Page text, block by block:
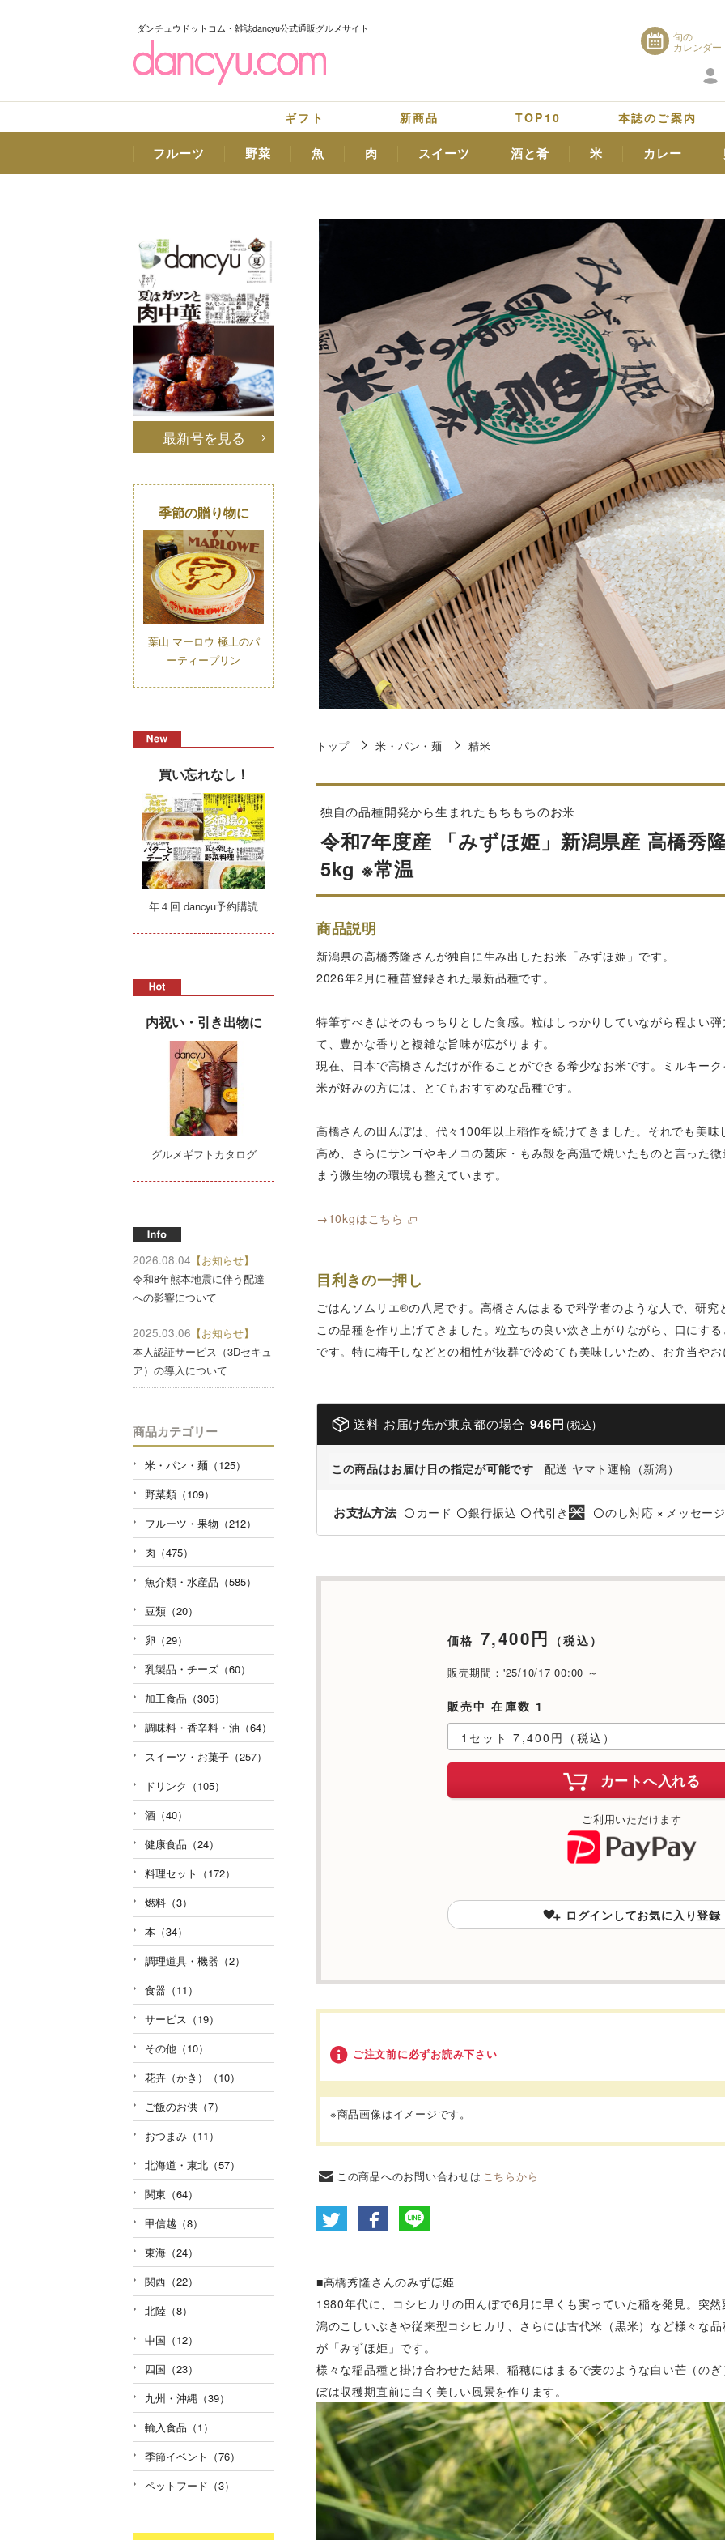
ダンチュウドットコム・雑誌dancyu公式通販グルメサイト
旬の
カレンダー
ギフト 新商品 TOP10 本誌のご案内
フルーツ 野菜 魚 肉 スイーツ 酒と肴 米 カレー
トップ 米・パン・麺 精米
独自の品種開発から生まれたもちもちのお米
令和7年度産 「みずほ姫」新潟県産 高橋秀
5kg ※常温
商品説明
新潟県の高橋秀隆さんが独自に生み出したお米「みずほ姫」です。
2026年2月に種苗登録された最新品種です。
特筆すべきはそのもっちりとした食感。粒はしっかりしていながら程よい
て、豊かな香りと複雑な旨味が広がります。
現在、日本で高橋さんだけが作ることができる希少なお米です。ミルキー
米が好みの方には、とてもおすすめな品種です。
高橋さんの田んぼは、代々100年以上稲作を続けてきました。それでも美
高め、さらにサンゴやキノコの菌床・もみ殻を高温で焼いたものと言った
まう微生物の環境も整えています。
→10kgはこちら
目利きの一押し
ごはんソムリエ®の八尾です。高橋さんはまるで科学者のような人で、研究
この品種を作り上げてきました。粒立ちの良い炊き上がりながら、口にす
です。特に梅干しなどとの相性が抜群で冷めても美味しいため、お弁当やお
送料 お届け先が東京都の場合 946円 (税込)
この商品はお届け日の指定が可能です 配送 ヤマト運輸（新潟）
お支払方法 〇 カード 〇銀行振込 〇代引き 〇のし対応 × メッセー
価格 7,400円 （税込）
販売期間：'25/10/17 00:00 ～
販売中 在庫数 1
カートへ入れる
ご利用いただけます
ログインしてお気に入り登録
ご注文前に必ずお読み下さい
※商品画像はイメージです。
この商品へのお問い合わせは こちらから
■高橋秀隆さんのみずほ姫
1980年代に、コシヒカリの田んぼで6月に早くも実っていた稲を発見。突
潟のこしいぶきや従来型コシヒカリ、さらには古代米（黒米）など様々な
が「みずほ姫」です。
様々な稲品種と掛け合わせた結果、稲穂にはまるで麦のような白い芒（の
ぼは収穫期直前に白く美しい風景を作ります。
最新号を見る
季節の贈り物に
葉山 マーロウ 極上のパ
ーティープリン
買い忘れなし！
年４回 dancyu予約購読
内祝い・引き出物に
グルメギフトカタログ
2026.08.04 【お知らせ】
令和8年熊本地震に伴う配達
への影響について
2025.03.06 【お知らせ】
本人認証サービス（3Dセキュ
ア）の導入について
商品カテゴリー
米・パン・麺（125）
野菜類（109）
フルーツ・果物（212）
肉（475）
魚介類・水産品（585）
豆類（20）
卵（29）
乳製品・チーズ（60）
加工食品（305）
調味料・香辛料・油（64）
スイーツ・お菓子（257）
ドリンク（105）
酒（40）
健康食品（24）
料理セット（172）
燃料（3）
本（34）
調理道具・機器（2）
食器（11）
サービス（19）
その他（10）
花卉（かき）（10）
ご飯のお供（7）
おつまみ（11）
北海道・東北（57）
関東（64）
甲信越（8）
東海（24）
関西（22）
北陸（8）
中国（12）
四国（23）
九州・沖縄（39）
輸入食品（1）
季節イベント（76）
ペットフード（3）